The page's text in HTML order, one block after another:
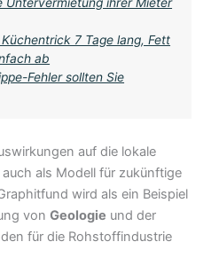
7 Tage lang, Fett
ab
Fehler sollten Sie
auf die lokale
als Modell für zukünftige
wird als ein Beispiel
vonGeologie und der
für die Rohstoffindustrie